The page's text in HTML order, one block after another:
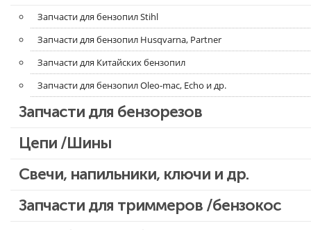
Запчасти для бензопил Stihl
Запчасти для бензопил Husqvarna, Partner
Запчасти для Китайских бензопил
Запчасти для бензопил Oleo-mac, Echo и др.
Запчасти для бензорезов
Цепи /Шины
Свечи, напильники, ключи и др.
Запчасти для триммеров /бензокос